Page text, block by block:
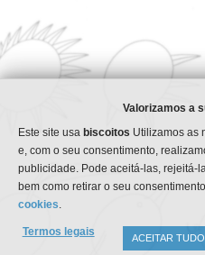
content/uploads/2023/12/
© 2026 RIOSA-